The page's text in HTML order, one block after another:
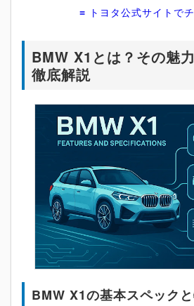
≡ トヨタ公式サイトでチ
BMW X1とは？その魅
徹底解説
BMW X1の基本スペック